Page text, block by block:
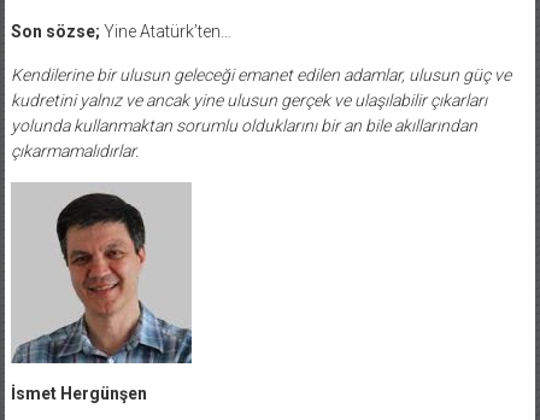
Son sözse; Yine Atatürk’ten…
Kendilerine bir ulusun geleceği emanet edilen adamlar, ulusun güç ve
kudretini yalnız ve ancak yine ulusun gerçek ve ulaşılabilir çıkarları
yolunda kullanmaktan sorumlu olduklarını bir an bile akıllarından
çıkarmamalıdırlar.
İsmet Hergünşen